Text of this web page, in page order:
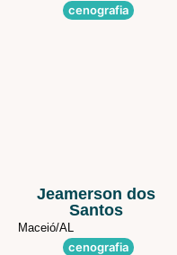
cenografia
Jeamerson dos
Santos
Maceió/AL
cenografia